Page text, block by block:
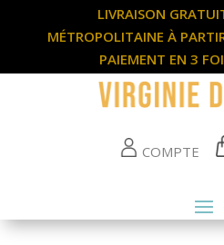
LIVRAISON
MÉTROPOLITAINE À
PAIEMENT EN 3
COMPTE